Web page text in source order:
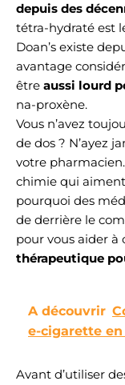
depuis des
tétra-hydraté est
Doan’s existe
avantage
être aussi lourd
na-proxène.
Vous n’avez
de dos ? N’ayez
votre
chimie qui
pourquoi des
de derrière le
pour vous aider à
thérapeutique
A découvrir
e-cigarette
Avant d’utiliser